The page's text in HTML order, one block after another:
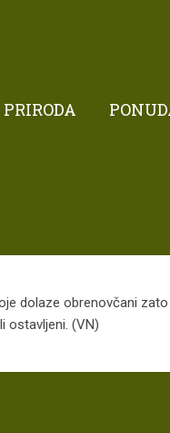
PRIRODA
dolaze obrenovčani
ostavljeni. (VN)